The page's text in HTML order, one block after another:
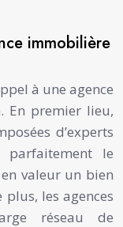
immobilière
à une agence
En premier lieu,
d’experts
parfaitement le
valeur un bien
les agences
réseau de